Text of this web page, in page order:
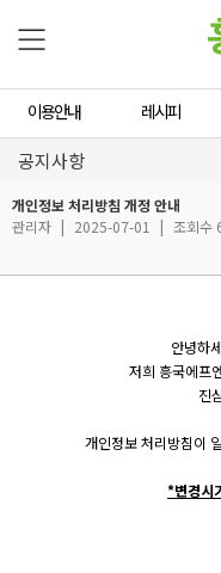
이용안내 레시피
공지사항
개인정보 처리방침 개정 안내
관리자 | 2025-07-01 | 조회수
안녕하
저희 흥국에프
진
개인정보 처리방침이
*변경시